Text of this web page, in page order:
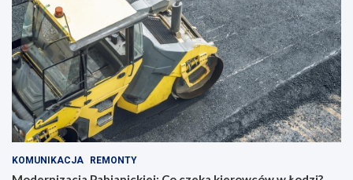
KOMUNIKACJA REMONTY